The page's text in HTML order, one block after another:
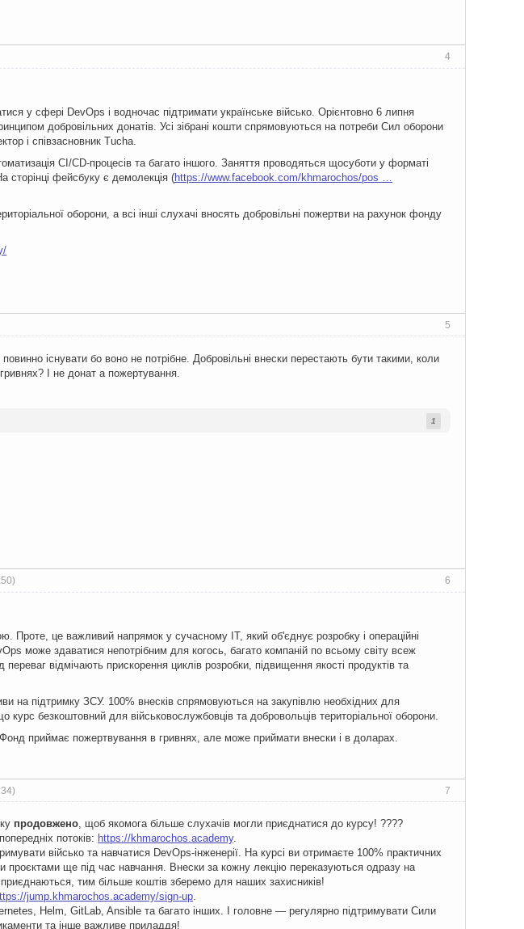
4
у сфері DevOps і водночас підтримати українське військо. Орієнтовно 6 липня
добровільних донатів. Усі зібрані кошти спрямовуються на потреби Сил оборони
і співзасновник Tucha.
CI/CD-процесів та багато іншого. Заняття проводяться щосуботи у форматі
сторінці фейсбуку є демолекція (https://www.facebook.com/khmarochos/pos …
оборони, а всі інші слухачі вносять добровільні пожертви на рахунок фонду
5
існувати бо воно не потрібне. Добровільні внески перестають бути такими, коли
І не донат а пожертування.
1
6
це важливий напрямок у сучасному ІТ, який об'єднує розробку і операційні
може здаватися непотрібним для когось, багато компаній по всьому світу всеж
відмічають прискорення циклів розробки, підвищення якості продуктів та
на підтримку ЗСУ. 100% внесків спрямовуються на закупівлю необхідних для
курс безкоштовний для військовослужбовців та добровольців територіальної оборони.
приймає пожертвування в гривнях, але може приймати внески і в доларах.
7
продовжено, щоб якомога більше слухачів могли приєднатися до курсу! ????
потоків: https://khmarochos.academy.
військо та навчатися DevOps-інженерії. На курсі ви отримаєте 100% практичних
проєктами ще під час навчання. Внески за кожну лекцію переказуються одразу на
тим більше коштів зберемо для наших захисників!
jump.khmarochos.academy/sign-up.
Helm, GitLab, Ansible та багато інших. І головне — регулярно підтримувати Сили
та інше важливе приладдя!